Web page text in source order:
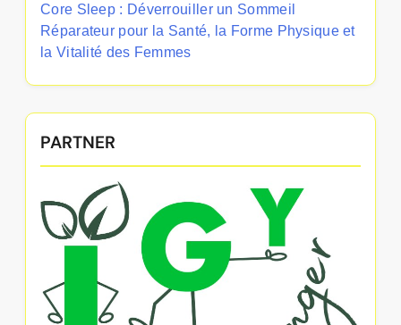
Core Sleep : Déverrouiller un Sommeil
Réparateur pour la Santé, la Forme Physique et
la Vitalité des Femmes
PARTNER